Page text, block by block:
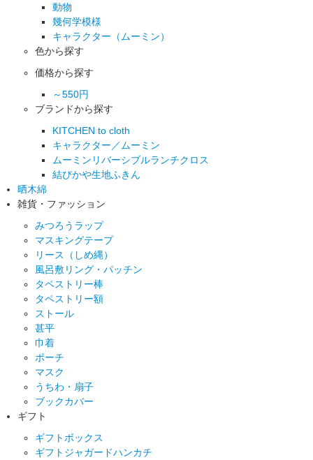
動物
幾何学模様
キャラクター（ムーミン）
色から探す
価格から探す
～550円
ブランドから探す
KITCHEN to cloth
キャラクター／ムーミン
ムーミンリバーシブルランチクロス
結びかや生地ふきん
晒木綿
雑貨・ファッション
みつろうラップ
マスキングテープ
リース（しめ縄）
風呂敷リング・パッチン
タペストリー棒
タペストリー額
ストール
甚平
巾着
ポーチ
マスク
うちわ・扇子
ブックカバー
ギフト
ギフトボックス
ギフトジャガードハンカチ